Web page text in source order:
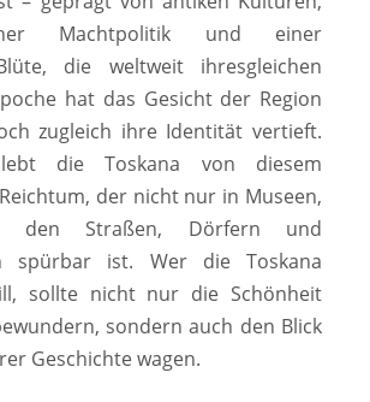
Macht­po­li­tik und einer
die weltweit ihresgleichen
hat das Gesicht der Region
zugleich ihre Identität vertieft.
die Toskana von diesem
der nicht nur in Museen,
den Straßen, Dörfern und
spürbar ist. Wer die Toskana
sollte nicht nur die Schönheit
sondern auch den Blick
Geschichte wagen.